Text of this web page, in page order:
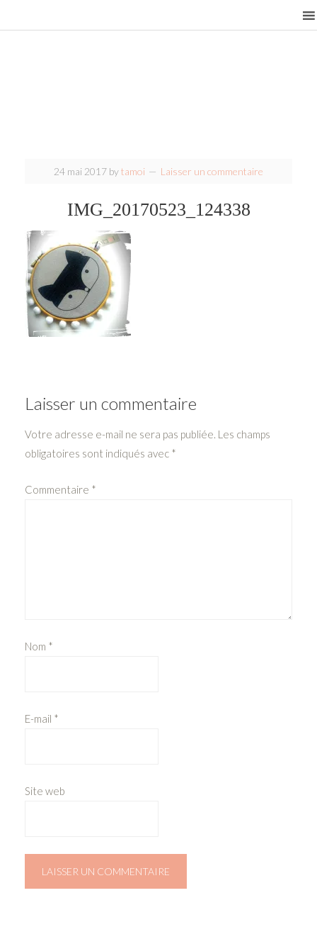
24 mai 2017 bytamoi Laisser un commentaire
IMG_20170523_124338
Laisser un commentaire
Votre adresse e-mail ne sera pas publiée. Les champs
obligatoires sont indiqués avec *
Commentaire *
Nom *
E-mail *
Site web